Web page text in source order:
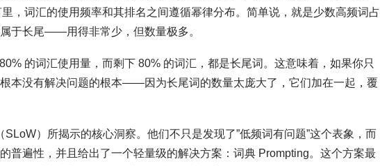
，词汇的使用频率和其排名之间遵循幂律分布。简单说，就是少数高频词占
于长尾——用得非常少，但数量极多。
的词汇使用量，而剩下 80% 的词汇，都是长尾词。这意味着，如果你只
本没有解决问题的根本——因为长尾词的数量太庞大了，它们加在一起，覆
）所揭示的核心洞察。他们不只是发现了”低频词有问题”这个表象，而
普遍性，并且给出了一个轻量级的解决方案：词典 Prompting。这个方案最